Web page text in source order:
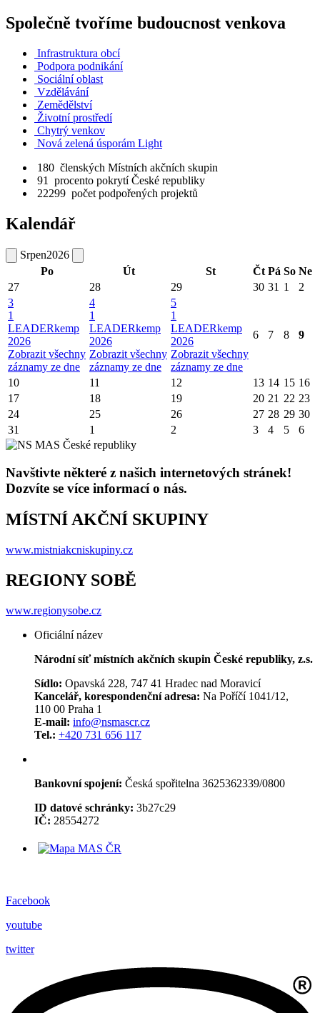
Společně tvoříme budoucnost venkova
Infrastruktura obcí
Podpora podnikání
Sociální oblast
Vzdělávání
Zemědělství
Životní prostředí
Chytrý venkov
Nová zelená úsporám Light
180 členských Místních akčních skupin
91
procento pokrytí České republiky
22299 počet podpořených projektů
Kalendář
Srpen2026
Po
Út St Čt Pá So Ne
27
28 29 30 31 1
2
3
1
LEADERkemp
2026
Zobrazit všechny
záznamy ze dne
4
1
LEADERkemp
2026
Zobrazit všechny
záznamy ze dne
5
1
LEADERkemp
2026
Zobrazit všechny
záznamy ze dne
6 7 8 9
10 11 12 13 14 15 16
17
18 19 20 21 22 23
24
25 26 27 28 29 30
31
1 2 3 4 5 6
Navštivte některé z našich internetových stránek!
Dozvíte se více informací o nás.
MÍSTNÍ AKČNÍ SKUPINY
www.mistniakcniskupiny.cz
REGIONY SOBĚ
www.regionysobe.cz
Oficiální název
Národní síť místních akčních skupin České republiky, z.s.
Sídlo: Opavská 228, 747 41 Hradec nad Moravicí
Kancelář, korespondenční adresa: Na Poříčí 1041/12,
110 00 Praha 1
E-mail: info@nsmascr.cz
Tel.: +420 731 656 117
Bankovní spojení: Česká spořitelna 3625362339/0800
ID datové schránky: 3b27c29
IČ: 28554272
Facebook
youtube
twitter